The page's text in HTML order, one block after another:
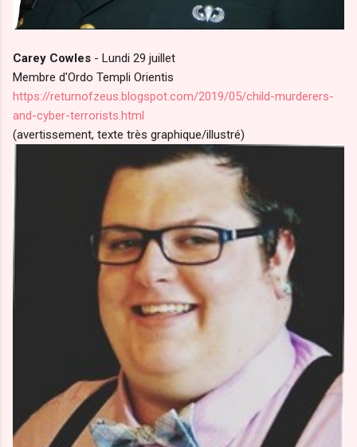
Carey Cowles - Lundi 29 juillet
Membre d'Ordo Templi Orientis
https://returnofzeus.blogspot.com/2019/05/child-murderers-
and-cyber-terrorists.html
(avertissement, texte très graphique/illustré)